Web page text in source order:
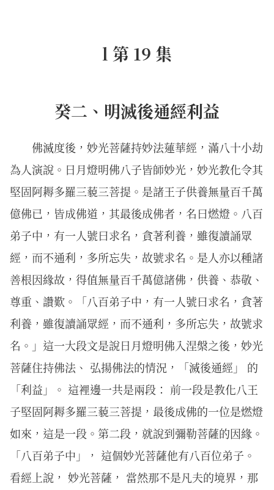
l 第 19 集
癸二、明滅後通經利益
佛滅度後，妙光菩薩持妙法蓮華經，滿八十小劫
為人演說。日月燈明佛八子皆師妙光，妙光教化令其
堅固阿耨多羅三藐三菩提。是諸王子供養無量百千萬
億佛已，皆成佛道，其最後成佛者，名曰燃燈。八百
弟子中，有一人號曰求名，貪著利養，雖復讀誦眾
經，而不通利，多所忘失，故號求名。是人亦以種諸
善根因緣故，得值無量百千萬億諸佛，供養、恭敬、
尊重、讚歎。「八百弟子中，有一人號曰求名，貪著
利養，雖復讀誦眾經，而不通利，多所忘失，故號求
名。」這一大段文是說日月燈明佛入涅槃之後，妙光
菩薩住持佛法、 弘揚佛法的情況，「滅後通經」 的
「利益」。 這裡邊一共是兩段： 前一段是教化八王
子堅固阿耨多羅三藐三菩提，最後成佛的一位是燃燈
如來，這是一段。第二段，就說到彌勒菩薩的因緣。
「八百弟子中」， 這個妙光菩薩他有八百位弟子。
看經上說， 妙光菩薩， 當然那不是凡夫的境界，那